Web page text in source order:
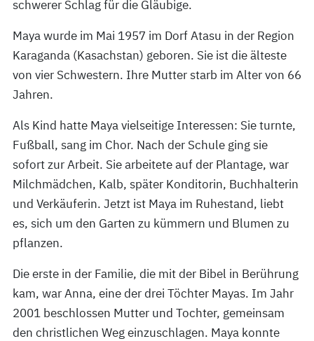
schwerer Schlag für die Gläubige.
Maya wurde im Mai 1957 im Dorf Atasu in der Region
Karaganda (Kasachstan) geboren. Sie ist die älteste
von vier Schwestern. Ihre Mutter starb im Alter von 66
Jahren.
Als Kind hatte Maya vielseitige Interessen: Sie turnte,
Fußball, sang im Chor. Nach der Schule ging sie
sofort zur Arbeit. Sie arbeitete auf der Plantage, war
Milchmädchen, Kalb, später Konditorin, Buchhalterin
und Verkäuferin. Jetzt ist Maya im Ruhestand, liebt
es, sich um den Garten zu kümmern und Blumen zu
pflanzen.
Die erste in der Familie, die mit der Bibel in Berührung
kam, war Anna, eine der drei Töchter Mayas. Im Jahr
2001 beschlossen Mutter und Tochter, gemeinsam
den christlichen Weg einzuschlagen. Maya konnte